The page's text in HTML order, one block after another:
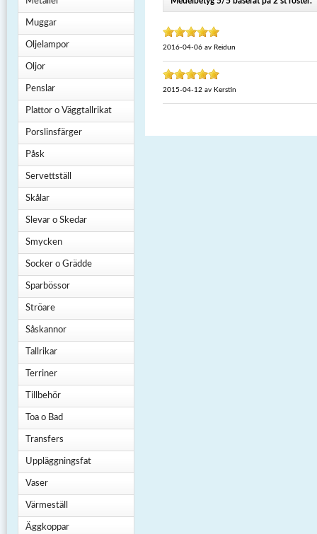
Muggar
Oljelampor
Oljor
Penslar
Plattor o Väggtallrikat
Porslinsfärger
Påsk
Servettställ
Skålar
Slevar o Skedar
Smycken
Socker o Grädde
Sparbössor
Ströare
Såskannor
Tallrikar
Terriner
Tillbehör
Toa o Bad
Transfers
Uppläggningsfat
Vaser
Värmeställ
Äggkoppar
2016-04-06 av Reidun
2015-04-12 av Kerstin